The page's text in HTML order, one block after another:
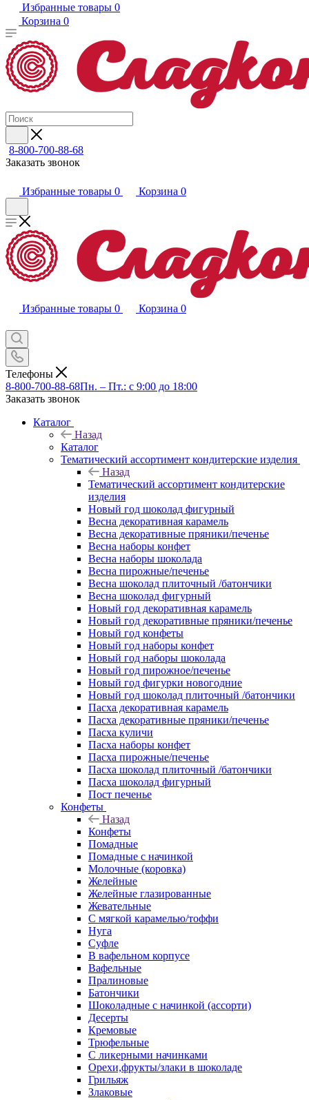
Избранные товары 0
Корзина 0
8-800-700-88-68
Заказать звонок
Избранные товары 0 Корзина 0
Избранные товары 0 Корзина 0
Телефоны
8-800-700-88-68Пн. – Пт.: с 9:00 до 18:00
Заказать звонок
Каталог
Назад
Каталог
Тематический ассортимент кондитерские изделия
Назад
Тематический ассортимент кондитерские
изделия
Новый год шоколад фигурный
Весна декоративная карамель
Весна декоративные пряники/печенье
Весна наборы конфет
Весна наборы шоколада
Весна пирожные/печенье
Весна шоколад плиточный /батончики
Весна шоколад фигурный
Новый год декоративная карамель
Новый год декоративные пряники/печенье
Новый год конфеты
Новый год наборы конфет
Новый год наборы шоколада
Новый год пирожное/печенье
Новый год фигурки новогодние
Новый год шоколад плиточный /батончики
Пасха декоративная карамель
Пасха декоративные пряники/печенье
Пасха куличи
Пасха наборы конфет
Пасха пирожные/печенье
Пасха шоколад плиточный /батончики
Пасха шоколад фигурный
Пост печенье
Конфеты
Назад
Конфеты
Помадные
Помадные с начинкой
Молочные (коровка)
Желейные
Желейные глазированные
Жевательные
С мягкой карамелью/тоффи
Нуга
Суфле
В вафельном корпусе
Вафельные
Пралиновые
Батончики
Шоколадные с начинкой (ассорти)
Десерты
Кремовые
Трюфельные
С ликерными начинками
Орехи,фрукты/злаки в шоколаде
Грильяж
Злаковые